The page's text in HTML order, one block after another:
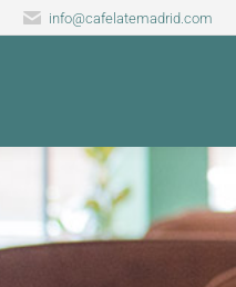
info@cafelatemadrid.com